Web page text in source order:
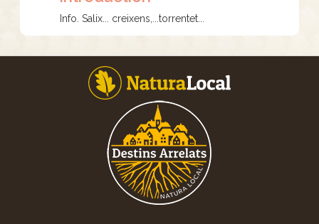
Info. Salix... creixens,...torrentet...